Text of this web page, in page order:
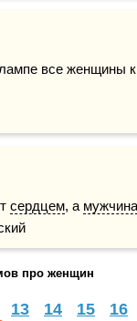
все женщины
сердцем, а мужчина
про женщин
13 14 15 16